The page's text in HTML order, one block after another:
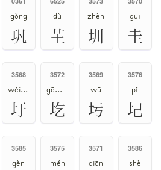
gǒng
巩
dù
芏
zhèn
圳
guī
圭
3568
wéi、xū
圩
3572
gē、yì
圪
3569
wū
圬
3576
pǐ
圮
3585
gèn
3575
mén
3571
qiān
3586
shè